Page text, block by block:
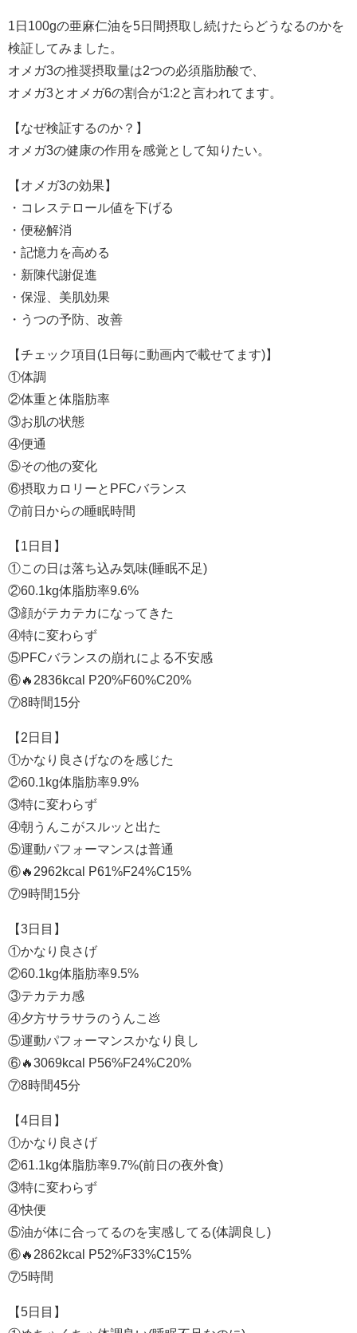
1日100gの亜麻仁油を5日間摂取し続けたらどうなるのかを
検証してみました。
オメガ3の推奨摂取量は2つの必須脂肪酸で、
オメガ3とオメガ6の割合が1:2と言われてます。
【なぜ検証するのか？】
オメガ3の健康の作用を感覚として知りたい。
【オメガ3の効果】
・コレステロール値を下げる
・便秘解消
・記憶力を高める
・新陳代謝促進
・保湿、美肌効果
・うつの予防、改善
【チェック項目(1日毎に動画内で載せてます)】
①体調
②体重と体脂肪率
③お肌の状態
④便通
⑤その他の変化
⑥摂取カロリーとPFCバランス
⑦前日からの睡眠時間
【1日目】
①この日は落ち込み気味(睡眠不足)
②60.1kg体脂肪率9.6%
③顔がテカテカになってきた
④特に変わらず
⑤PFCバランスの崩れによる不安感
⑥🔥2836kcal P20%F60%C20%
⑦8時間15分
【2日目】
①かなり良さげなのを感じた
②60.1kg体脂肪率9.9%
③特に変わらず
④朝うんこがスルッと出た
⑤運動パフォーマンスは普通
⑥🔥2962kcal P61%F24%C15%
⑦9時間15分
【3日目】
①かなり良さげ
②60.1kg体脂肪率9.5%
③テカテカ感
④夕方サラサラのうんこ💩
⑤運動パフォーマンスかなり良し
⑥🔥3069kcal P56%F24%C20%
⑦8時間45分
【4日目】
①かなり良さげ
②61.1kg体脂肪率9.7%(前日の夜外食)
③特に変わらず
④快便
⑤油が体に合ってるのを実感してる(体調良し)
⑥🔥2862kcal P52%F33%C15%
⑦5時間
【5日目】